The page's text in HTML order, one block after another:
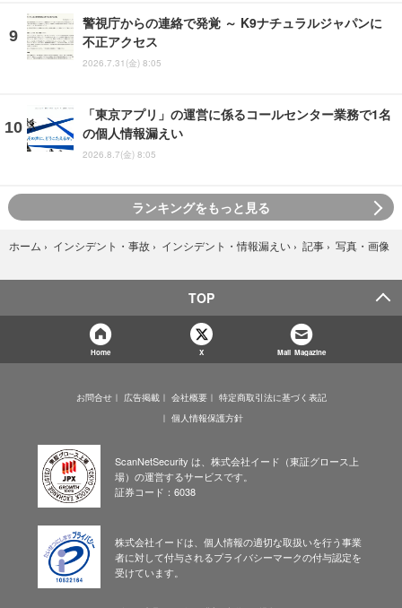
警視庁からの連絡で発覚 ～ K9ナチュラルジャパンに
不正アクセス
2026.7.31(金) 8:05
「東京アプリ」の運営に係るコールセンター業務で1名
の個人情報漏えい
2026.8.7(金) 8:05
ランキングをもっと見る
ホーム › インシデント・事故 › インシデント・情報漏えい › 記事 › 写真・画像
TOP
Home X Mail Magazine
お問合せ 広告掲載 会社概要
特定商取引法に基づく表記
個人情報保護方針
ScanNetSecurity は、株式会社イード（東証グロース上
場）の運営するサービスです。
証券コード：6038
株式会社イードは、個人情報の適切な取扱いを行う事業
者に対して付与されるプライバシーマークの付与認定を
受けています。